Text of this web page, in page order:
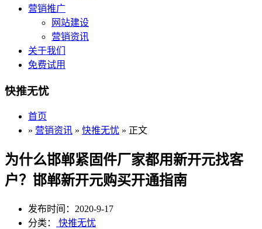
营销推广
网站建设
营销资讯
关于我们
免费试用
快推无忧
首页
» 营销资讯 » 快推无忧 » 正文
为什么邯郸紧固件厂家都用新开元找客
户？邯郸新开元购买开通指南
发布时间：2020-9-17
分类：
快推无忧